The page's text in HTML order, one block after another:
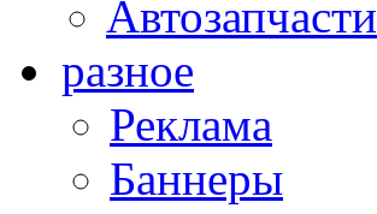
Автозапчасти
разное
Реклама
Баннеры